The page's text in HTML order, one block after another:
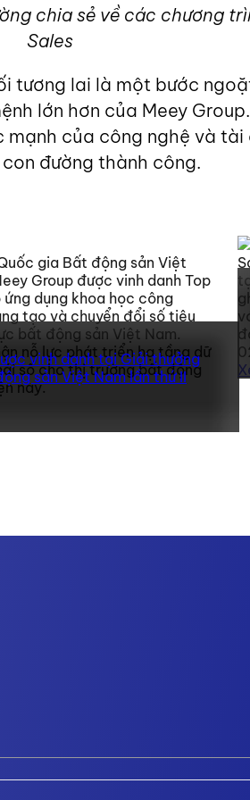
chia sẻ về các chương
Sales
tương lai là một bước
lớn hơn của Meey
của công nghệ và
đường thành công.
vinh danh tại Giải thưởng
sản Việt Nam lần thứ II
gia Bất động sản Việt
Group được vinh danh Top
ứng dụng khoa học công
tạo và chuyển đổi số tiêu
bất động sản Việt Nam.
nỗ lực phát triển hạ tầng dữ
số cho thị trường bất động
nay.